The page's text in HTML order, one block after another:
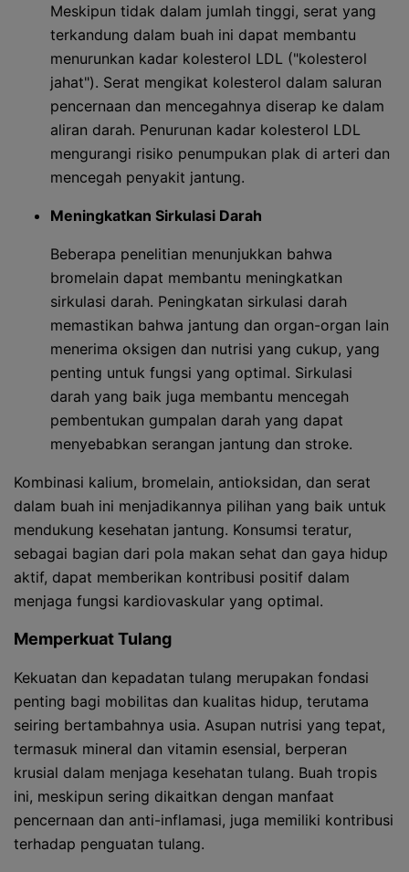
Meskipun tidak dalam jumlah tinggi, serat yang
terkandung dalam buah ini dapat membantu
menurunkan kadar kolesterol LDL ("kolesterol
jahat"). Serat mengikat kolesterol dalam saluran
pencernaan dan mencegahnya diserap ke dalam
aliran darah. Penurunan kadar kolesterol LDL
mengurangi risiko penumpukan plak di arteri dan
mencegah penyakit jantung.
Meningkatkan Sirkulasi Darah
Beberapa penelitian menunjukkan bahwa
bromelain dapat membantu meningkatkan
sirkulasi darah. Peningkatan sirkulasi darah
memastikan bahwa jantung dan organ-organ lain
menerima oksigen dan nutrisi yang cukup, yang
penting untuk fungsi yang optimal. Sirkulasi
darah yang baik juga membantu mencegah
pembentukan gumpalan darah yang dapat
menyebabkan serangan jantung dan stroke.
Kombinasi kalium, bromelain, antioksidan, dan serat
dalam buah ini menjadikannya pilihan yang baik untuk
mendukung kesehatan jantung. Konsumsi teratur,
sebagai bagian dari pola makan sehat dan gaya hidup
aktif, dapat memberikan kontribusi positif dalam
menjaga fungsi kardiovaskular yang optimal.
Memperkuat Tulang
Kekuatan dan kepadatan tulang merupakan fondasi
penting bagi mobilitas dan kualitas hidup, terutama
seiring bertambahnya usia. Asupan nutrisi yang tepat,
termasuk mineral dan vitamin esensial, berperan
krusial dalam menjaga kesehatan tulang. Buah tropis
ini, meskipun sering dikaitkan dengan manfaat
pencernaan dan anti-inflamasi, juga memiliki kontribusi
terhadap penguatan tulang.